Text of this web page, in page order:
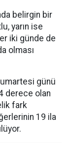
belirgin bir
yarın ise
iki günde de
olması
günü
derece olan
fark
19 ila